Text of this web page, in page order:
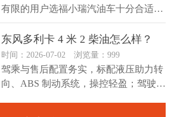
有限的用户选福小瑞汽油车十分合适，
是回本快、用车省心的入门创富小卡...
东风多利卡 4 米 2 柴油怎么样？
时间：2026-07-02 浏览量：999
驾乘与售后配置务实，标配液压助力转
向、ABS 制动系统，操控轻盈；驾驶室